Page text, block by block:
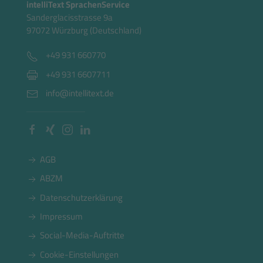
intelliText SprachenService
Sanderglacisstrasse 9a
97072 Würzburg (Deutschland)
+49 931 660770
+49 931 6607711
info@intellitext.de
AGB
ABZM
Datenschutzerklärung
Impressum
Social-Media-Auftritte
Cookie-Einstellungen